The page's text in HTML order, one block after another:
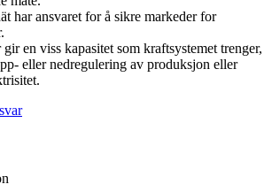
har ansvaret for å sikre markeder for
en viss kapasitet som kraftsystemet trenger,
eller nedregulering av produksjon eller